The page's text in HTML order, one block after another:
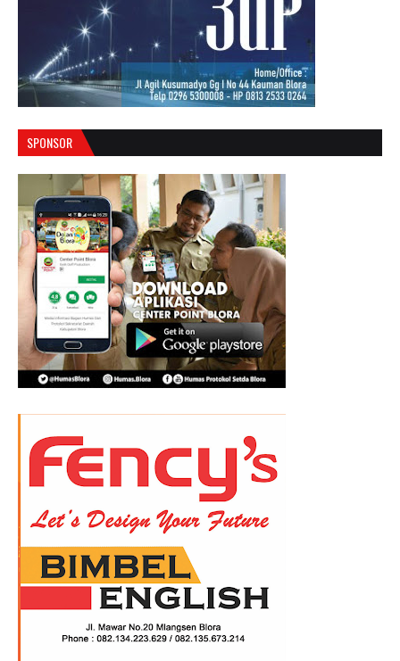
SPONSOR